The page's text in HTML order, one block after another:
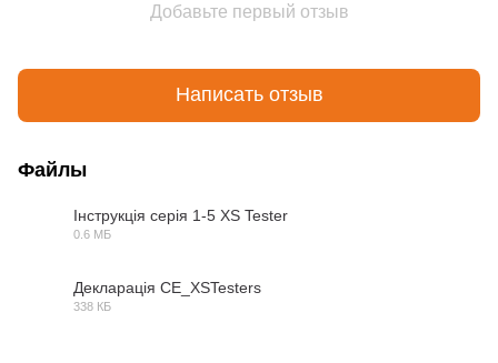
Добавьте первый отзыв
Написать отзыв
Файлы
Інструкція серія 1-5 XS Tester
0.6 МБ
Декларація CE_XSTesters
338 КБ